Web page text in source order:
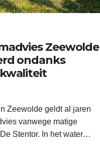
Zeewolde
ondanks
Zeewolde geldt al jaren
vanwege matige
Stentor. In het water…